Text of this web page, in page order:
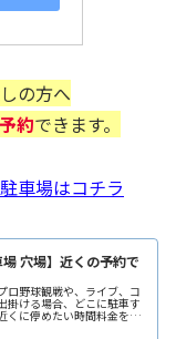
の方へ
約できます。
車場はコチラ
場 穴場】近くの予約で
ロ野球観戦や、ライブ、コ
掛ける場合、どこに駐車す
くに停めたい時間料金を気